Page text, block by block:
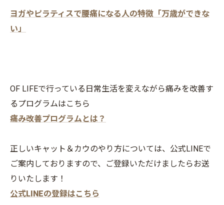
ヨガやピラティスで腰痛になる人の特徴「万歳ができな
い」
OF LIFEで行っている日常生活を変えながら痛みを改善す
るプログラムはこちら
痛み改善プログラムとは？
正しいキャット＆カウのやり方については、公式LINEで
ご案内しておりますので、ご登録いただけましたらお送
りいたします！
公式LINEの登録はこちら